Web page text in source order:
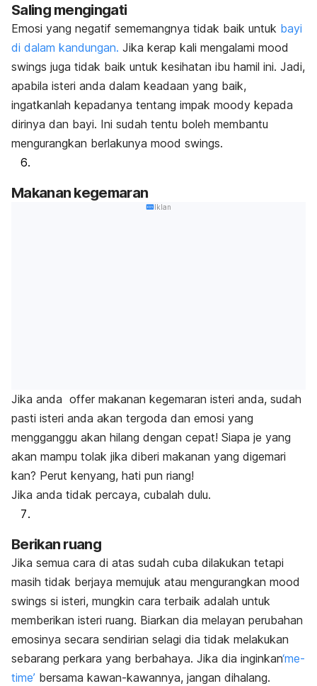
Saling mengingati
Emosi yang negatif sememangnya tidak baik untuk bayi
di dalam kandungan. Jika kerap kali mengalami mood
swings juga tidak baik untuk kesihatan ibu hamil ini. Jadi,
apabila isteri anda dalam keadaan yang baik,
ingatkanlah kepadanya tentang impak moody kepada
dirinya dan bayi. Ini sudah tentu boleh membantu
mengurangkan berlakunya mood swings.
Makanan kegemaran
Iklan
Jika anda offer makanan kegemaran isteri anda, sudah
pasti isteri anda akan tergoda dan emosi yang
mengganggu akan hilang dengan cepat! Siapa je yang
akan mampu tolak jika diberi makanan yang digemari
kan? Perut kenyang, hati pun riang!
Jika anda tidak percaya, cubalah dulu.
Berikan ruang
Jika semua cara di atas sudah cuba dilakukan tetapi
masih tidak berjaya memujuk atau mengurangkan mood
swings si isteri, mungkin cara terbaik adalah untuk
memberikan isteri ruang. Biarkan dia melayan perubahan
emosinya secara sendirian selagi dia tidak melakukan
sebarang perkara yang berbahaya. Jika dia inginkan‘me-
time’ bersama kawan-kawannya, jangan dihalang.